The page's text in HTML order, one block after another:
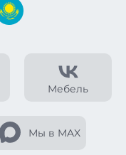
Мебель
Мы в MAX